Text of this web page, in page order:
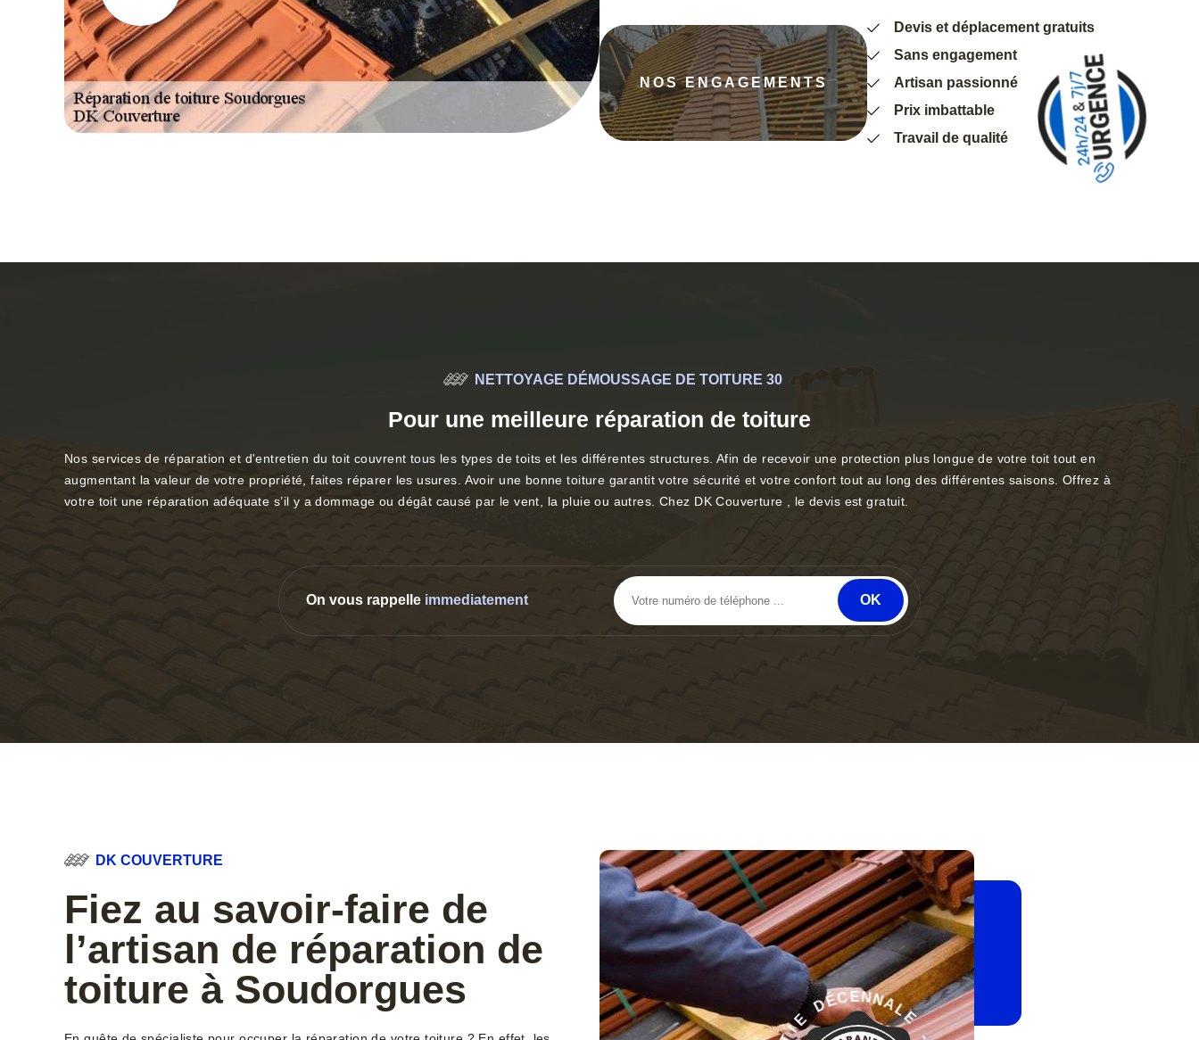
NOS ENGAGEMENTS
Devis et déplacement gratuits
Sans engagement
Artisan passionné
Prix imbattable
Travail de qualité
NETTOYAGE DÉMOUSSAGE DE TOITURE 30
Pour une meilleure réparation de toiture
Nos services de réparation et d'entretien du toit couvrent tous les types de toits et les différentes structures. Afin de recevoir une protection plus longue de votre toit tout en
augmentant la valeur de votre propriété, faites réparer les usures. Avoir une bonne toiture garantit votre sécurité et votre confort tout au long des différentes saisons. Offrez à
votre toit une réparation adéquate s’il y a dommage ou dégât causé par le vent, la pluie ou autres. Chez DK Couverture , le devis est gratuit.
On vous rappelle immediatement
DK COUVERTURE
Fiez au savoir-faire de
l’artisan de réparation de
toiture à Soudorgues
E
NNALE - GARA
N